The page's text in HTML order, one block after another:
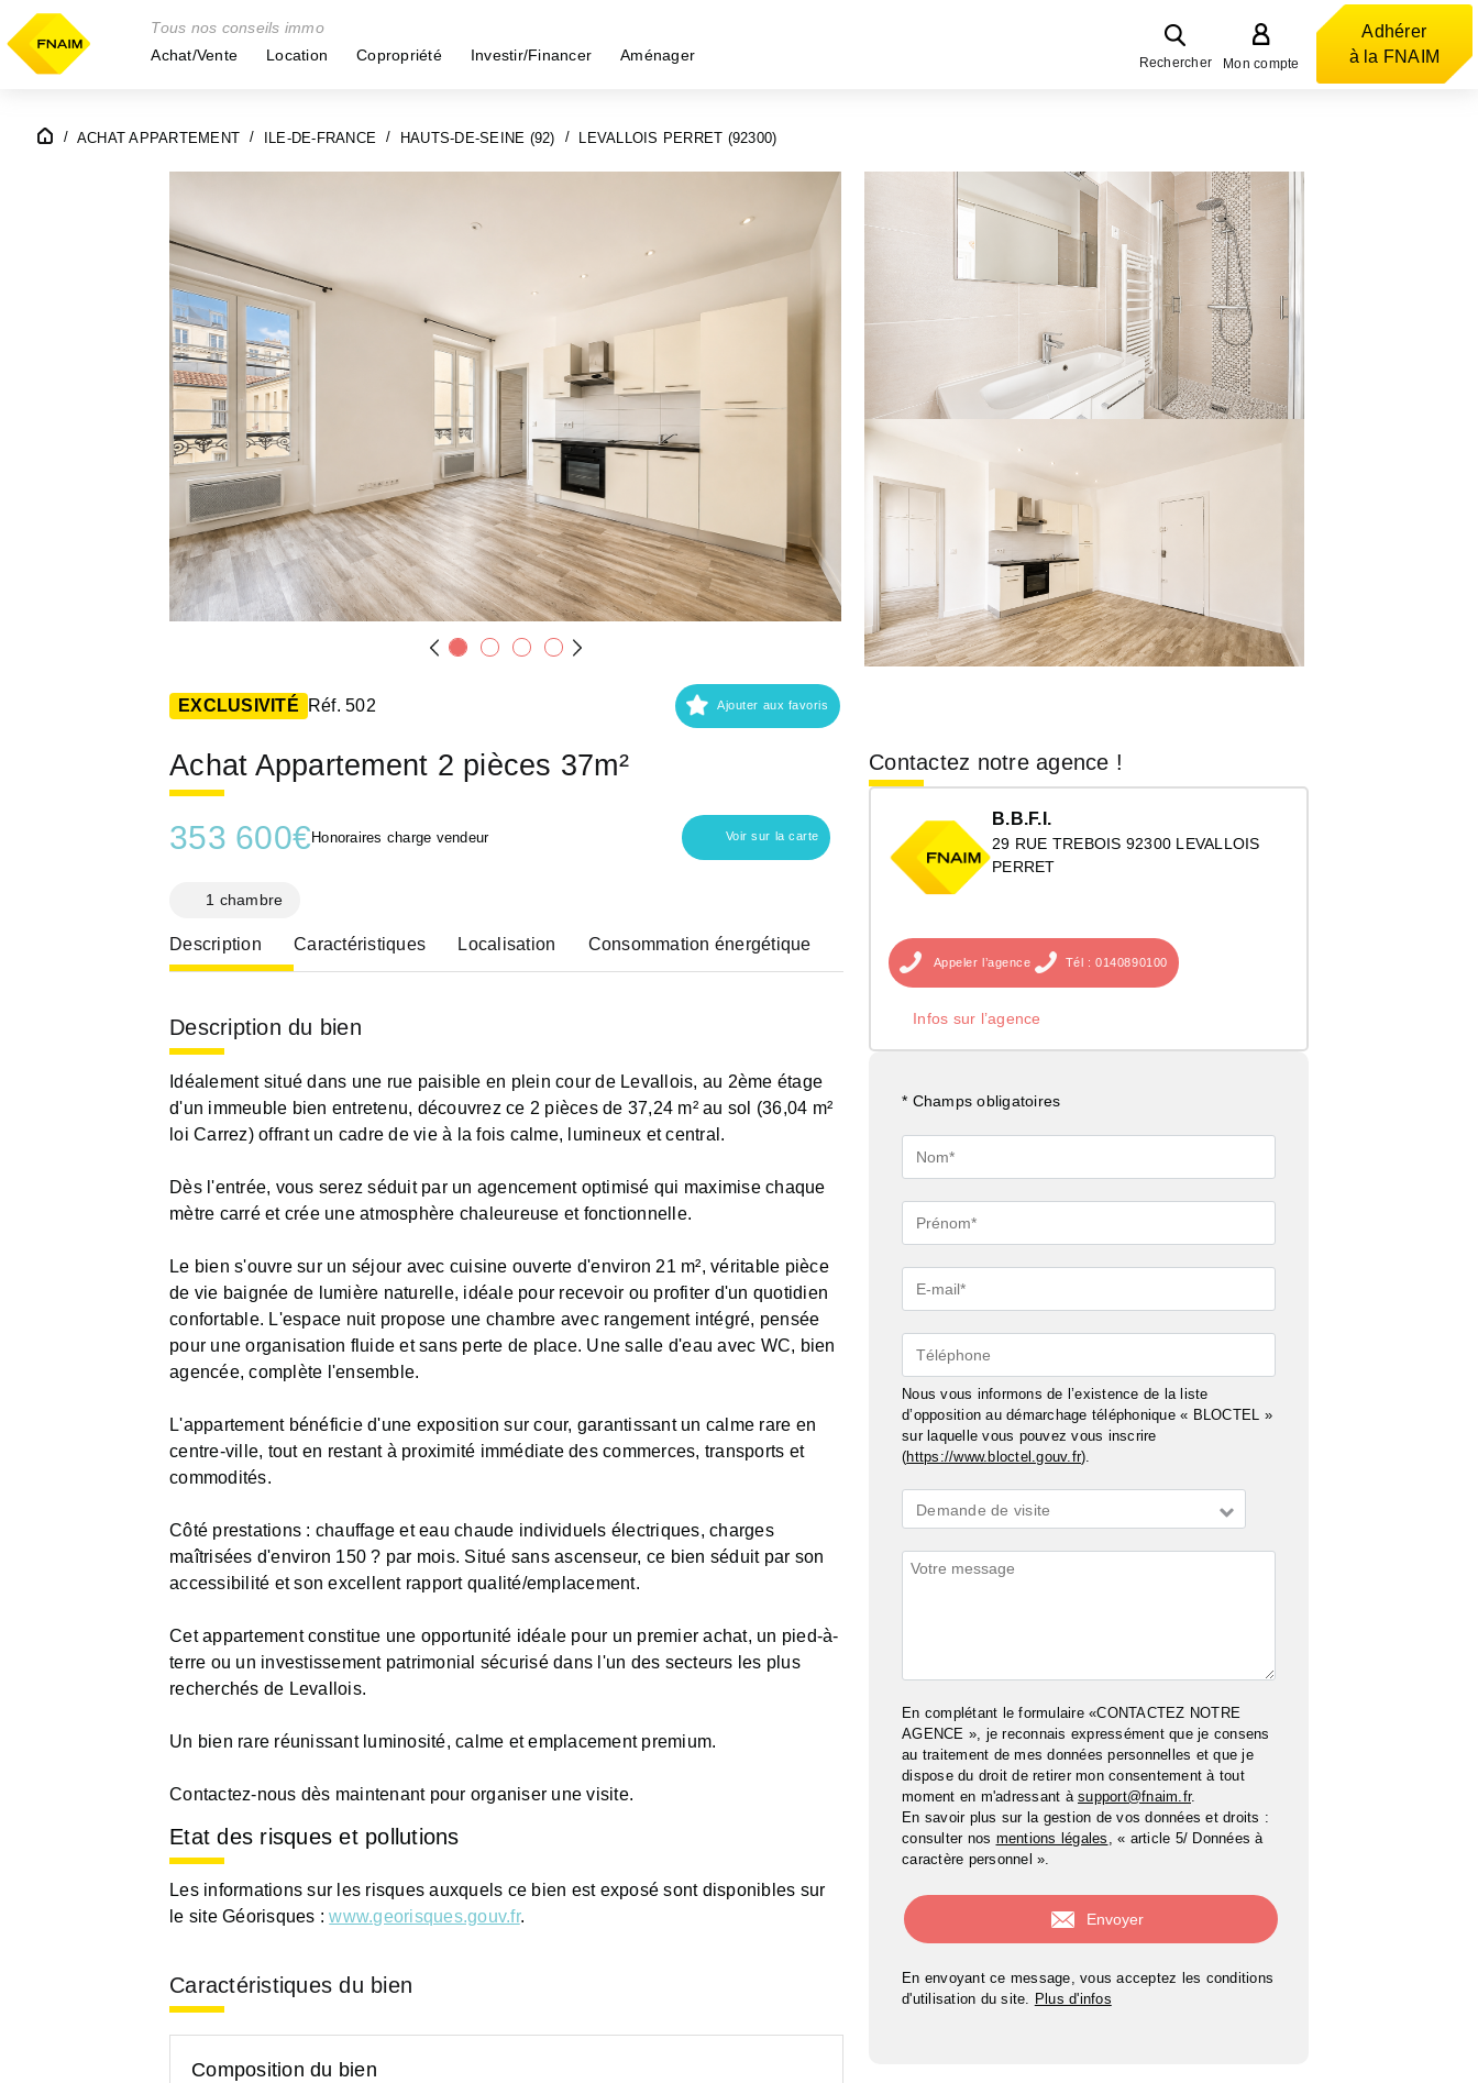
Tous nos conseils immo
Achat/Vente
Location Copropriété Investir/Financer Aménager Rechercher Mon compte
Adhérer
à la FNAIM
ACHAT APPARTEMENT ILE-DE-FRANCE HAUTS-DE-SEINE (92) LEVALLOIS PERRET (92300)
EXCLUSIVITÉ Réf. 502 Ajouter aux favoris
Achat Appartement 2 pièces 37m²
353 600€ Honoraires charge vendeur Voir sur la carte
1 chambre
Description Caractéristiques Localisation Consommation énergétique
Description du bien
Idéalement situé dans une rue paisible en plein cour de Levallois, au 2ème étage
d'un immeuble bien entretenu, découvrez ce 2 pièces de 37,24 m² au sol (36,04 m²
loi Carrez) offrant un cadre de vie à la fois calme, lumineux et central.
Dès l'entrée, vous serez séduit par un agencement optimisé qui maximise chaque
mètre carré et crée une atmosphère chaleureuse et fonctionnelle.
Le bien s'ouvre sur un séjour avec cuisine ouverte d'environ 21 m², véritable pièce
de vie baignée de lumière naturelle, idéale pour recevoir ou profiter d'un quotidien
confortable. L'espace nuit propose une chambre avec rangement intégré, pensée
pour une organisation fluide et sans perte de place. Une salle d'eau avec WC, bien
agencée, complète l'ensemble.
L'appartement bénéficie d'une exposition sur cour, garantissant un calme rare en
centre-ville, tout en restant à proximité immédiate des commerces, transports et
commodités.
Côté prestations : chauffage et eau chaude individuels électriques, charges
maîtrisées d'environ 150 ? par mois. Situé sans ascenseur, ce bien séduit par son
accessibilité et son excellent rapport qualité/emplacement.
Cet appartement constitue une opportunité idéale pour un premier achat, un pied-à-
terre ou un investissement patrimonial sécurisé dans l'un des secteurs les plus
recherchés de Levallois.
Un bien rare réunissant luminosité, calme et emplacement premium.
Contactez-nous dès maintenant pour organiser une visite.
Etat des risques et pollutions
Les informations sur les risques auxquels ce bien est exposé sont disponibles sur
le site Géorisques :www.georisques.gouv.fr.
Caractéristiques du bien
Composition du bien
Contactez notre agence !
B.B.F.I.
29 RUE TREBOIS 92300 LEVALLOIS
PERRET
Appeler l’agence Tél : 0140890100
Infos sur l’agence
* Champs obligatoires
Nom*
Prénom*
E-
mail*
Téléphone
Nous vous informons de l’existence de la liste
d’opposition au démarchage téléphonique « BLOCTEL »
sur laquelle vous pouvez vous inscrire
(https://www.bloctel.gouv.fr).
Demande
*
Demande de visite
Commentaires
En complétant le formulaire «CONTACTEZ NOTRE
AGENCE », je reconnais expressément que je consens
au traitement de mes données personnelles et que je
dispose du droit de retirer mon consentement à tout
moment en m'adressant à support@fnaim.fr.
En savoir plus sur la gestion de vos données et droits :
consulter nos mentions légales , « article 5/ Données à
caractère personnel ».
En envoyant ce message, vous acceptez les conditions
d'utilisation du site. Plus d'infos